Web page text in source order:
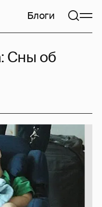
Блоги
Сны об